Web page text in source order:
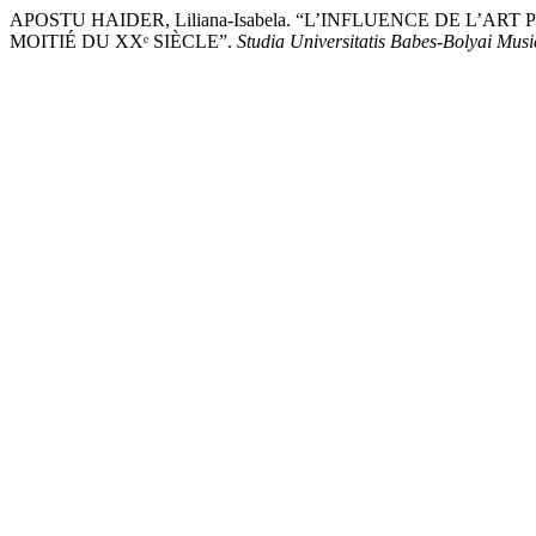
APOSTU HAIDER, Liliana-Isabela. “L’INFLUENCE DE
MOITIÉ DU XXᵉ SIÈCLE”. Studia Universitatis Babes-Bolyai